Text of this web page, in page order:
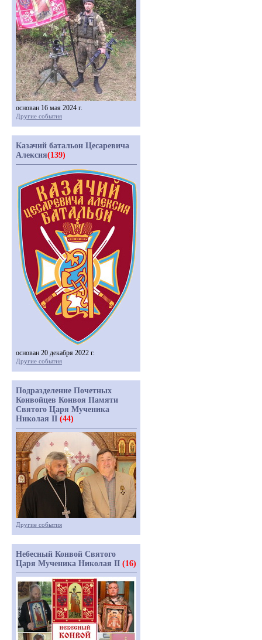
основан 16 мая 2024 г.
Другие события
Казачий батальон Цесаревича
Алексия(139)
основан 20 декабря 2022 г.
Другие события
Подразделение Почетных
Конвойцев Конвоя Памяти
Святого Царя Мученика
Николая II (44)
Другие события
Небесный Конвой Святого
Царя Мученика Николая II (16)